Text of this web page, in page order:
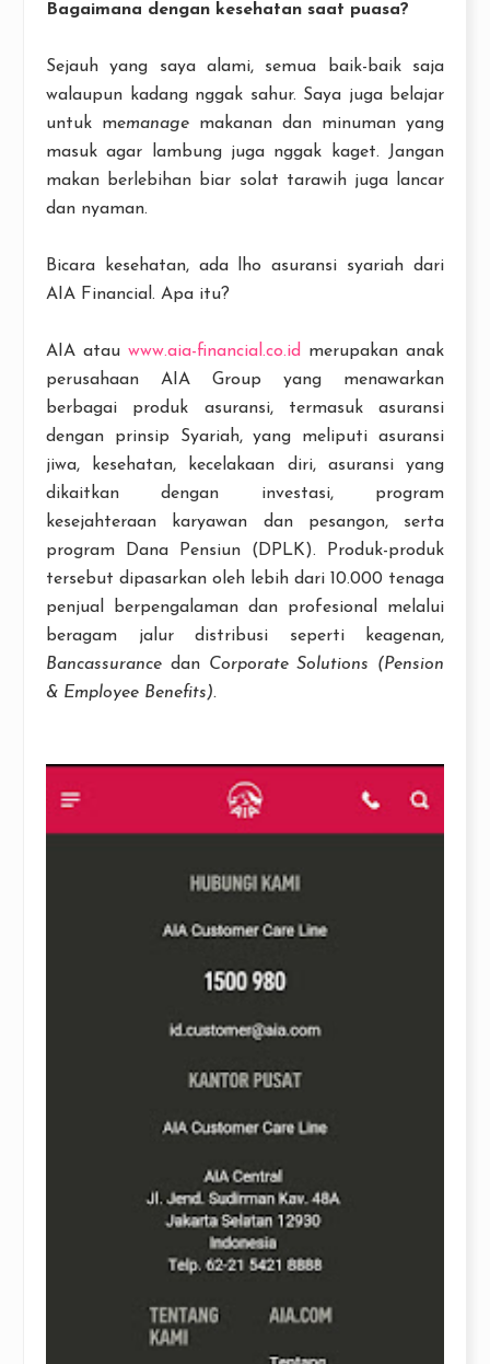
Bagaimana dengan kesehatan saat puasa?
Sejauh yang saya alami, semua baik-baik saja
walaupun kadang nggak sahur. Saya juga belajar
untuk memanage makanan dan minuman yang
masuk agar lambung juga nggak kaget. Jangan
makan berlebihan biar solat tarawih juga lancar
dan nyaman.
Bicara kesehatan, ada lho asuransi syariah dari
AIA Financial. Apa itu?
AIA atau www.aia-financial.co.id
merupakan anak
perusahaan AIA Group yang menawarkan
berbagai produk asuransi, termasuk asuransi
dengan prinsip Syariah, yang meliputi asuransi
jiwa, kesehatan, kecelakaan diri, asuransi yang
dikaitkan dengan investasi, program
kesejahteraan karyawan dan pesangon, serta
program Dana Pensiun (DPLK). Produk-produk
tersebut dipasarkan oleh lebih dari 10.000 tenaga
penjual berpengalaman dan profesional melalui
beragam jalur distribusi seperti keagenan,
Bancassurance dan Corporate Solutions (Pension
& Employee Benefits).